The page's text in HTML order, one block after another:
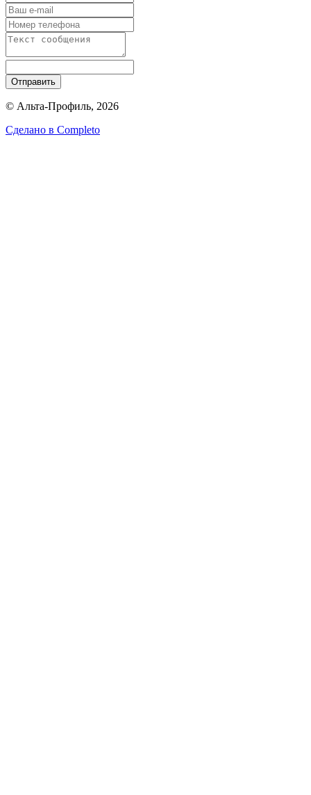
Отправить
© Альта-Профиль, 2026
Сделано в Completo